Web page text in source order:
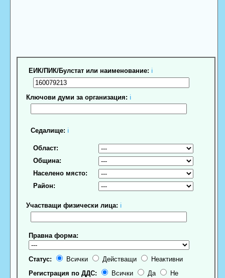
ЕИК/ПИК/Булстат или наименование: ℹ
Ключови думи за организация: ℹ
Седалище: ℹ
Област:
Община:
Населено място:
Район:
Участващи физически лица: ℹ
Правна форма:
Статус: Всички Действащи
Неактивни
Регистрация по ДДС:
Всички Да Не